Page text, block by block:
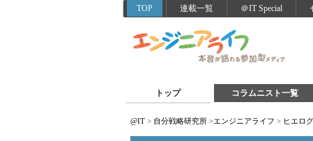
TOP 連載一覧 ＠IT Special
トップ コラムニスト一覧
@IT > 自分戦略研究所 >エンジニアライフ > ヒエロ